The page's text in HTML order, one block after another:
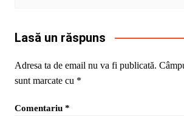
Lasă un răspuns
Adresa ta de email nu va fi publicată.
sunt marcate cu *
Comentariu *